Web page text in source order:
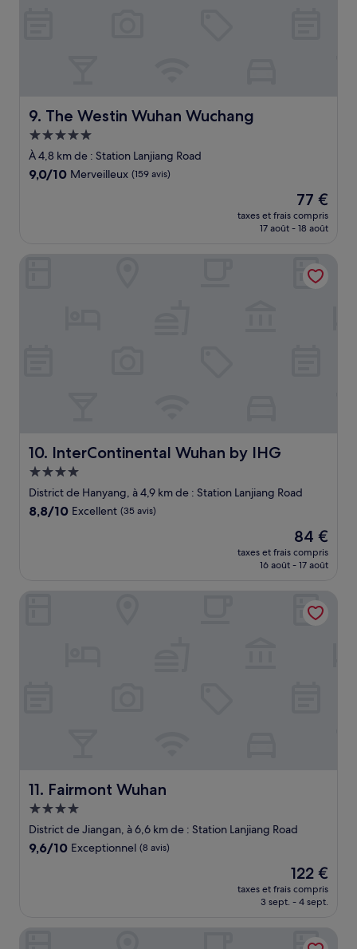
9. The Westin Wuhan Wuchang
The Westin Wuhan Wuchang
Hébergement
5.0 étoiles
À 4,8 km de : Station Lanjiang Road
9.0
9,0/10 Merveilleux (159 avis)
Le
nouveau
prix
de
77 €
77 €
taxes et frais compris
17 août - 18 août
10. InterContinental Wuhan by IHG
InterContinental Wuhan by IHG
Hébergement
4.0 étoiles
District de Hanyang, à 4,9 km de : Station Lanjiang Road
8.8
8,8/10 Excellent (35 avis)
Le
nouveau
prix
de
84 €
84 €
taxes et frais compris
16 août - 17 août
11. Fairmont Wuhan
Fairmont Wuhan
Hébergement
4.0 étoiles
District de Jiangan, à 6,6 km de : Station Lanjiang Road
9.6
9,6/10 Exceptionnel (8 avis)
Le
nouveau
prix
de
122 €
122 €
taxes et frais compris
3 sept. - 4 sept.